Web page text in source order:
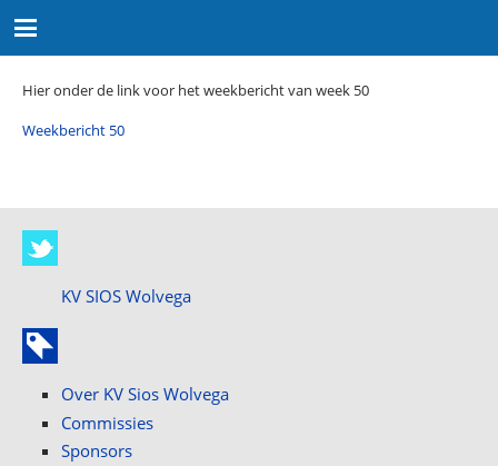
Hier onder de link voor het weekbericht van week 50
Weekbericht 50
KV SIOS Wolvega
Over KV Sios Wolvega
Commissies
Sponsors